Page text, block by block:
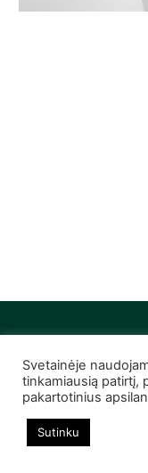
© 2022
Svetainėje
tinkamiausią patirtį,
pakartotinius
Sutinku